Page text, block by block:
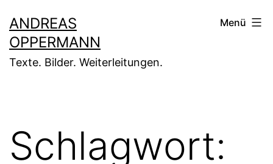
Inhalt
springen
ANDREAS
OPPERMANN
Texte. Bilder. Weiterleitungen.
Menü
Schlagwort: